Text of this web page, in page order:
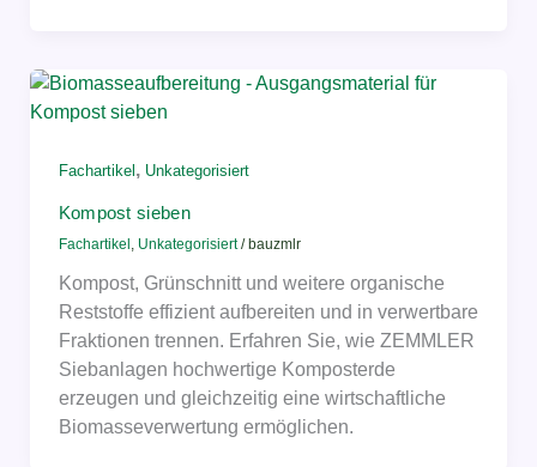
Fachartikel , Unkategorisiert
Kompost sieben
Fachartikel, Unkategorisiert/bauzmlr
Kompost, Grünschnitt und weitere organische
Reststoffe effizient aufbereiten und in verwertbare
Fraktionen trennen. Erfahren Sie, wie ZEMMLER
Siebanlagen hochwertige Komposterde
erzeugen und gleichzeitig eine wirtschaftliche
Biomasseverwertung ermöglichen.